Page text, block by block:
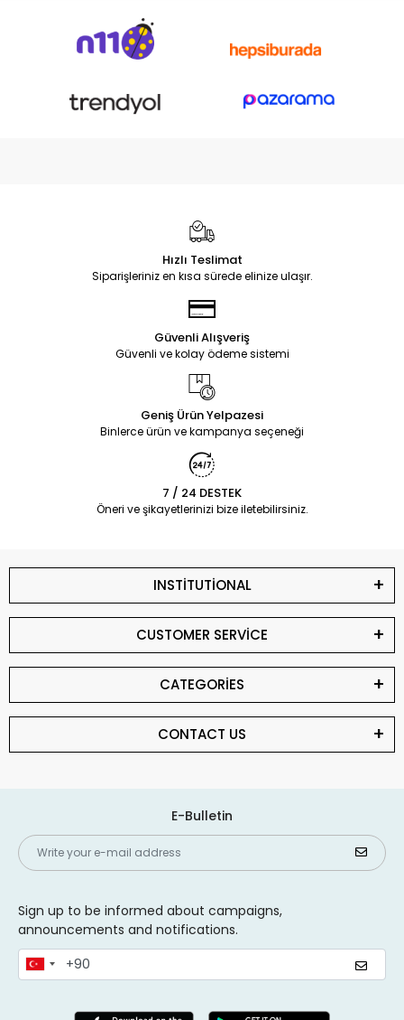
Hızlı Teslimat
Siparişleriniz en kısa sürede elinize ulaşır.
Güvenli Alışveriş
Güvenli ve kolay ödeme sistemi
Geniş Ürün Yelpazesi
Binlerce ürün ve kampanya seçeneği
7 / 24 DESTEK
Öneri ve şikayetlerinizi bize iletebilirsiniz.
INSTİTUTİONAL
CUSTOMER SERVİCE
CATEGORİES
CONTACT US
E-Bulletin
Sign up to be informed about campaigns,
announcements and notifications.